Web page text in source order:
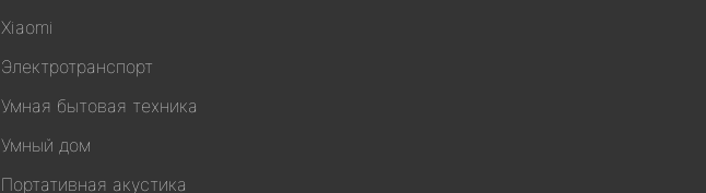
Xiaomi
Электротранспорт
Умная бытовая техника
Умный дом
Портативная акустика